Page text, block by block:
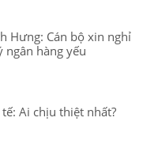
Hưng: Cán bộ xin nghỉ
ngân hàng yếu
Ai chịu thiệt nhất?